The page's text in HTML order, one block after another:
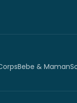
Bebe & Maman